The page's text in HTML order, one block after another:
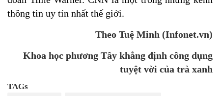
thông tin uy tín nhất thế giới.
Theo Tuệ Minh (Infonet.vn)
Khoa học phương Tây khẳng định công dụng
tuyệt vời của trà xanh
TAGs